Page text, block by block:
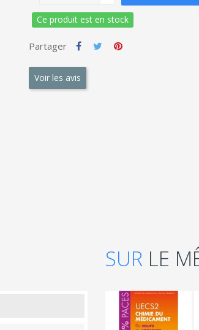
Ce produit est en stock
Partager
Voir les avis
SUR LE